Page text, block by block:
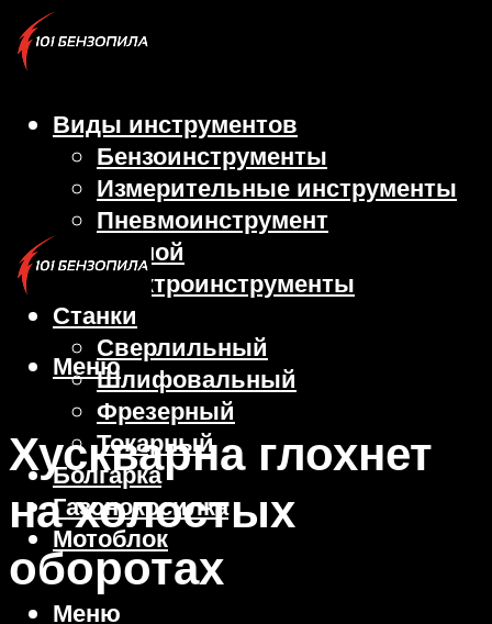
Виды инструментов
Бензоинструменты
Измерительные инструменты
Пневмоинструмент
Ручной
Электроинструменты
Станки
Сверлильный
Шлифовальный
Фрезерный
Токарный
Болгарка
Газонокосилка
Мотоблок
Меню
Меню
Хускварна глохнет
на холостых
оборотах